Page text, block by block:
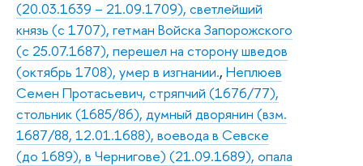
(20.03.1639 – 21.09.1709), светлейший
князь (с 1707), гетман Войска Запорожского
(с 25.07.1687), перешел на сторону шведов
(октябрь 1708), умер в изгнании., Неплюев
Семен Протасьевич, стряпчий (1676/77),
стольник (1685/86), думный дворянин (взм.
1687/88, 12.01.1688), воевода в Севске
(до 1689), в Чернигове) (21.09.1689), опала